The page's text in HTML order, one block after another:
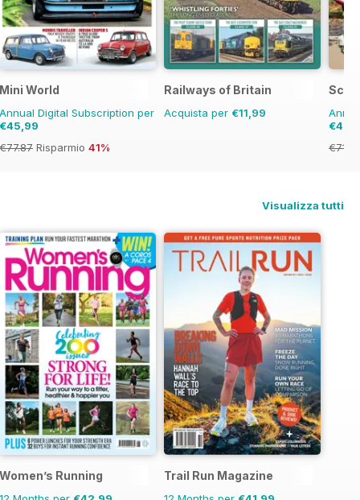
Mini World
Annual Digital Subscription per
€45,99
€77.87 Risparmio 41%
Railways of Britain
Acquista per €11,99
Visualizza tutti
Women’s Running Trail Run Magazine